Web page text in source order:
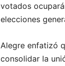
votados
elecciones
Alegre enfatizó
consolidar la